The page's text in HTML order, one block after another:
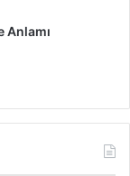
Anlamı